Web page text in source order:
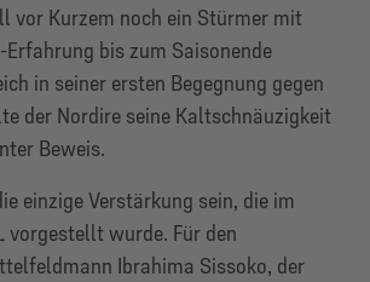
vor Kurzem noch ein Stürmer mit
Erfahrung bis zum Saisonende
in seiner ersten Begegnung gegen
der Nordire seine Kaltschnäuzigkeit
Beweis.
einzige Verstärkung sein, die im
vorgestellt wurde. Für den
Ibrahima Sissoko, der